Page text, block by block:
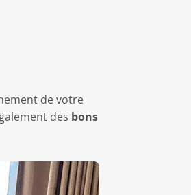
de votre
des bons